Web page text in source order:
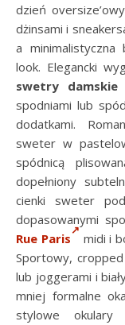
dzień
dżinsami i
a minimalistyczna
look. Elegancki
swetry damskie
spodniami lub
dodatkami.
sweter w
spódnicą
dopełniony
cienki sweter
dopasowanymi
Rue Paris
midi i
Sportowy,
lub joggerami i
mniej formalne
stylowe okulary